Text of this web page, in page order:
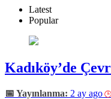
Latest
Popular
Kadıköy’de
2 ay ago